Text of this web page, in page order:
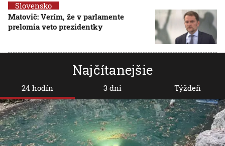
Slovensko
Matovič: Verím, že v parlamente
prelomia veto prezidentky
Najčítanejšie
24 hodín 3 dni Týždeň